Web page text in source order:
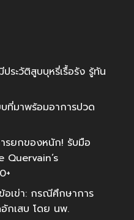
ระวัติสูบบุหรี่เรื้อรัง รู้ทัน
ที่มาพร้อมอาการปวด
รยกของหนัก! รับมือ
Quervain’s
ข้อเข่า: กรณีศึกษาการ
อักเสบ โดย นพ.